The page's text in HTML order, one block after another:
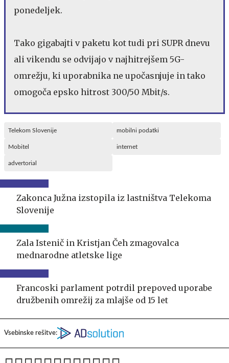
ponedeljek.
Tako gigabajti v paketu kot tudi pri SUPR dnevu
ali vikendu se odvijajo v najhitrejšem 5G-
omrežju, ki uporabnika ne upočasnjuje in tako
omogoča epsko hitrost 300/50 Mbit/s.
Telekom Slovenije mobilni podatki
Mobitel internet
advertorial
Zakonca Južna izstopila iz lastništva Telekoma
Slovenije
Zala Istenič in Kristjan Čeh zmagovalca
mednarodne atletske lige
Francoski parlament potrdil prepoved uporabe
družbenih omrežij za mlajše od 15 let
Vsebinske rešitve: